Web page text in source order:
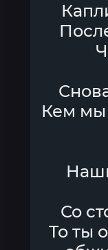
Кем мы
Со
То ты